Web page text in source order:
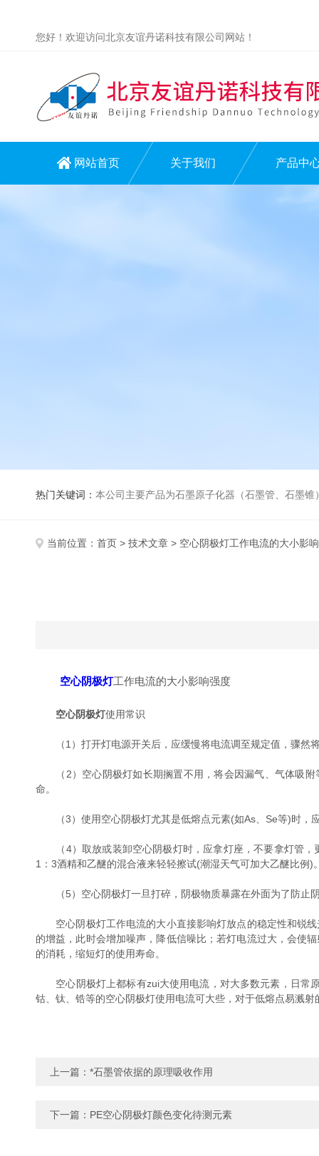
您好！欢迎访问北京友谊丹诺科技有限公司网站！
网站首页 关于我们 产品中
热门关键词： 本公司主要产品为石墨原子化器（石墨管、石墨锥）、元素空心阴极灯、氘灯、空心
当前位置： 首页 > 技术文章 > 空心阴极灯工作电流的大小影
空心阴极灯工作电流的大小影响强度
空心阴极灯使用常识
（1）打开灯电源开关后，应缓慢将电流调至规定值，骤然
（2）空心阴极灯如长期搁置不用，将会因漏气、气体吸附
命。
（3）使用空心阴极灯尤其是低熔点元素(如As、Se等)时，
（4）取放或装卸空心阴极灯时，应拿灯座，不要拿灯管，
1：3酒精和乙醚的混合液来轻轻擦试(潮湿天气可加大乙醚比例)
（5）空心阴极灯一旦打碎，阴极物质暴露在外面为了防止
空心阴极灯工作电流的大小直接影响灯放点的稳定性和锐线
的增益，此时会增加噪声，降低信噪比；若灯电流过大，会使
的消耗，缩短灯的使用寿命。
空心阴极灯上都标有zui大使用电流，对大多数元素，日常原
钴、钛、锆等的空心阴极灯使用电流可大些，对于低熔点易溅
上一篇： *石墨管依据的原理吸收作用
下一篇： PE空心阴极灯颜色变化待测元素